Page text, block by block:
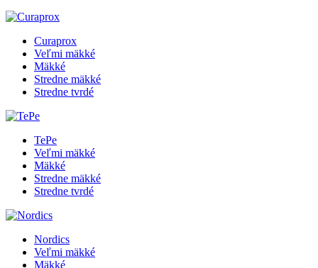
Curaprox
Veľmi mäkké
Mäkké
Stredne mäkké
Stredne tvrdé
TePe
Veľmi mäkké
Mäkké
Stredne mäkké
Stredne tvrdé
Nordics
Veľmi mäkké
Mäkké